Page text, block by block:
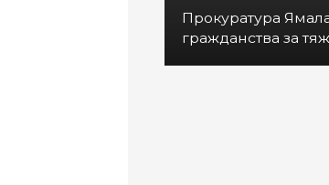
Прокуратура
гражданства за